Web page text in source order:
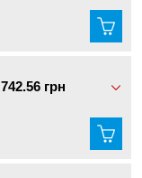
742.56 грн